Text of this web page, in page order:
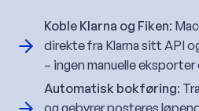
Koble Klarna og Fiken:
direkte fra Klarna sitt API
– ingen manuelle eksporter
Automatisk bokføring: